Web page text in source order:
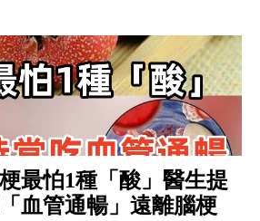
最怕1種「酸」醫生提
血管通暢」遠離腦梗